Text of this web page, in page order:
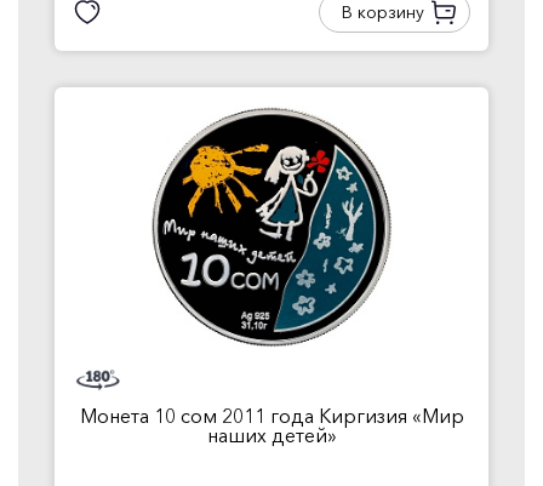
В корзину
Монета 10 сом 2011 года Киргизия «Мир
наших детей»